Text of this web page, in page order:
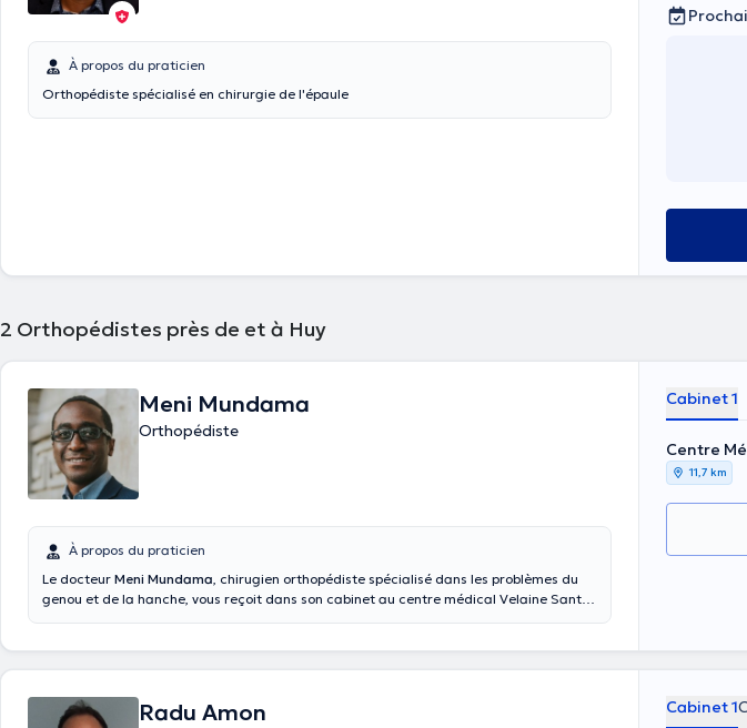
À propos du praticien
Orthopédiste spécialisé en chirurgie de l'épaule
2 Orthopédistes près de et à Huy
Meni Mundama
Orthopédiste
À propos du praticien
Le docteur Meni Mundama, chirugien orthopédiste spécialisé dans les problèmes du
genou et de la hanche, vous reçoit dans son cabinet au centre médical Velaine Santé
Cabinet 1
Centre
11,7 km
Radu Amon Cabinet 1